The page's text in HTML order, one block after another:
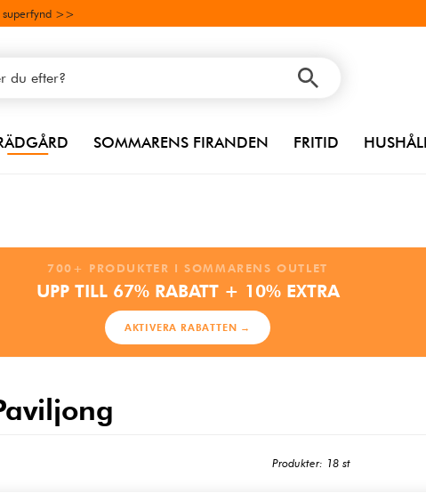
superfynd >>
SOMMARENS FIRANDEN FRITID
700+ PRODUKTER I SOMMARENS OUTLET
UPP TILL 67% RABATT + 10% EXTRA
AKTIVERA RABATTEN →
Produkter: 18 st